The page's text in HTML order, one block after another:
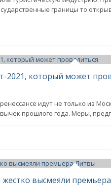
границы то
2021, который может
идут не только из
прошлого года. Меры,
жестко высмеяли